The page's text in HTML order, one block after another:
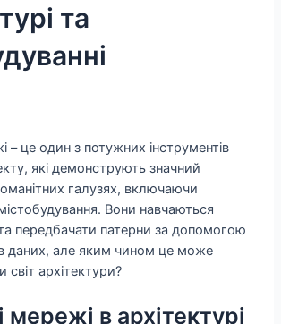
та
– це один з потужних інструментів
які демонструють значний
галузях, включаючи
Вони навчаються
та передбачати патерни за допомогою
даних, але яким чином це може
архітектури?
в архітектурі